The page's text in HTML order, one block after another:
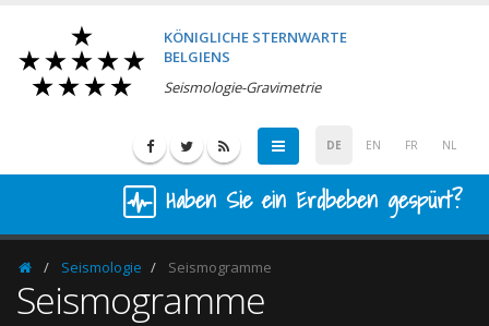
KÖNIGLICHE STERNWARTE
BELGIENS
Seismologie-Gravimetrie
DE EN FR NL
Haben Sie ein Erdbeben gespürt?
HomepageSeismologie Seismogramme
Seismogramme